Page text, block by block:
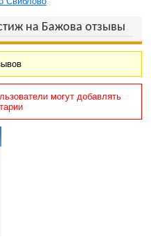
на Бажова отзывы
могут добавлять